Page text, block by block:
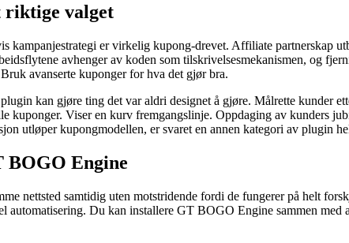
riktige valget
kampanjestrategi er virkelig kupong-drevet. Affiliate partnerskap
avhenger av koden som tilskrivelsesmekanismen, og
avanserte kuponger for hva det gjør bra.
kan gjøre ting det var aldri designet å gjøre. Målrette kunder
Viser en kurv fremgangslinje. Oppdaging av kunders
utløper kupongmodellen, er svaret en annen kategori av plugin
BOGO Engine
nettsted samtidig uten motstridende fordi de fungerer på helt
Du kan installere GT BOGO Engine sammen med